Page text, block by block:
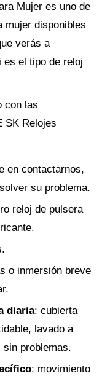
Mujer es uno de
mujer disponibles
verás a
es el tipo de reloj
con las
SK Relojes
en contactarnos,
su problema.
reloj de pulsera
o inmersión breve
diaria: cubierta
lavado a
problemas.
: movimiento